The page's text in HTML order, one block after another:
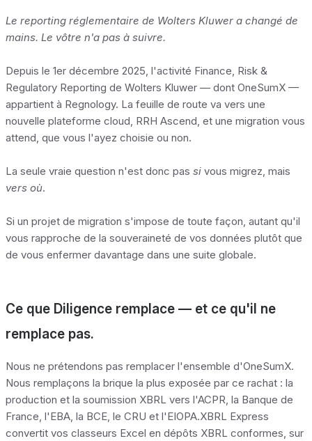
Le reporting réglementaire de Wolters Kluwer a changé de
mains. Le vôtre n'a pas à suivre.
Depuis le 1er décembre 2025, l'activité Finance, Risk &
Regulatory Reporting de Wolters Kluwer — dont OneSumX —
appartient à Regnology. La feuille de route va vers une
nouvelle plateforme cloud, RRH Ascend, et une migration vous
attend, que vous l'ayez choisie ou non.
La seule vraie question n'est donc pas si vous migrez, mais
vers où.
Si un projet de migration s'impose de toute façon, autant qu'il
vous rapproche de la souveraineté de vos données plutôt que
de vous enfermer davantage dans une suite globale.
Ce que Diligence remplace — et ce qu'il ne
remplace pas.
Nous ne prétendons pas remplacer l'ensemble d'OneSumX.
Nous remplaçons la brique la plus exposée par ce rachat : la
production et la soumission XBRL vers l'ACPR, la Banque de
France, l'EBA, la BCE, le CRU et l'EIOPA.XBRL Express
convertit vos classeurs Excel en dépôts XBRL conformes, sur